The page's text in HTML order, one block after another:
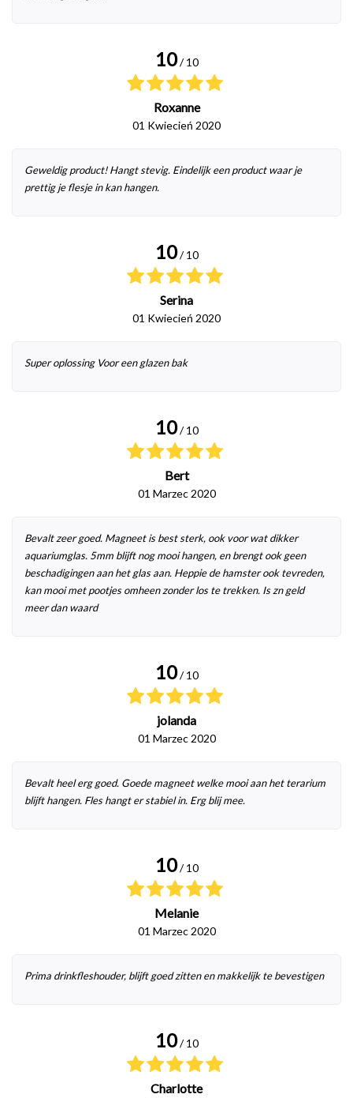
10 / 10
Roxanne
01 Kwiecień 2020
Geweldig product! Hangt stevig. Eindelijk een product waar je
prettig je flesje in kan hangen.
10 / 10
Serina
01 Kwiecień 2020
Super oplossing Voor een glazen bak
10 / 10
Bert
01 Marzec 2020
Bevalt zeer goed. Magneet is best sterk, ook voor wat dikker
aquariumglas. 5mm blijft nog mooi hangen, en brengt ook geen
beschadigingen aan het glas aan. Heppie de hamster ook tevreden,
kan mooi met pootjes omheen zonder los te trekken. Is zn geld
meer dan waard
10 / 10
jolanda
01 Marzec 2020
Bevalt heel erg goed. Goede magneet welke mooi aan het terarium
blijft hangen. Fles hangt er stabiel in. Erg blij mee.
10 / 10
Melanie
01 Marzec 2020
Prima drinkfleshouder, blijft goed zitten en makkelijk te bevestigen
10 / 10
Charlotte